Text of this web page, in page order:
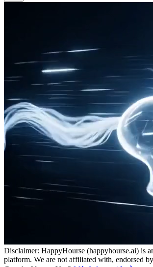
Disclaimer: HappyHourse (happyhourse.ai) is
platform. We are not affiliated with, endorsed